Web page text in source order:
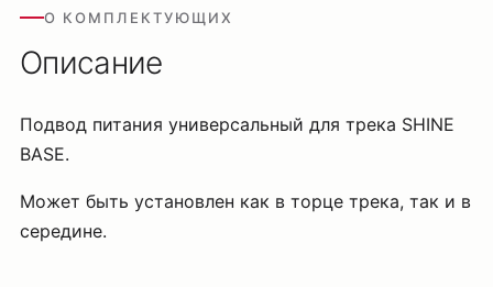
О КОМПЛЕКТУЮЩИХ
Описание
Подвод питания универсальный для трека SHINE
BASE.
Может быть установлен как в торце трека, так и в
середине.